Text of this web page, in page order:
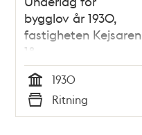
bygglov år 1930,
fastigheten Kejsaren
18
Tid
1930
Typ
Ritning